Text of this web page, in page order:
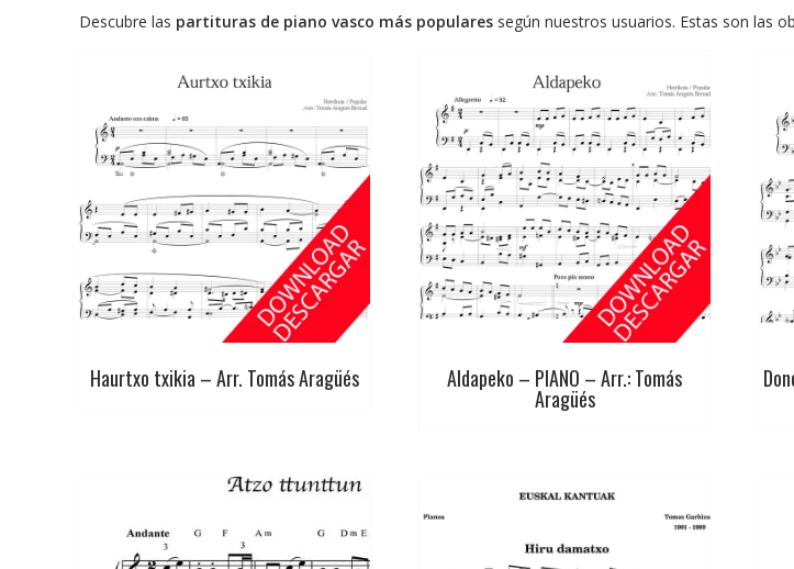
Descubre las partituras de piano vasco más populares según nuestros usuarios. Estas son las
Haurtxo txikia – Arr. Tomás Aragüés Aldapeko – PIANO – Arr.: Tomás
Aragüés